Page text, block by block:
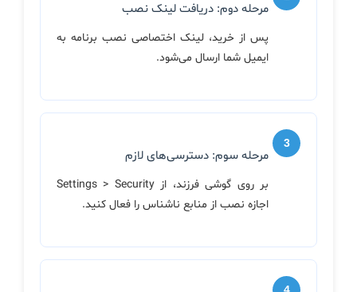
مرحله دوم: دریافت لینک نصب
پس از خرید، لینک اختصاصی نصب برنامه به
ایمیل شما ارسال می‌شود.
مرحله سوم: دسترسی‌های لازم
بر روی گوشی فرزند، از Settings > Security
اجازه نصب از منابع ناشناس را فعال کنید.